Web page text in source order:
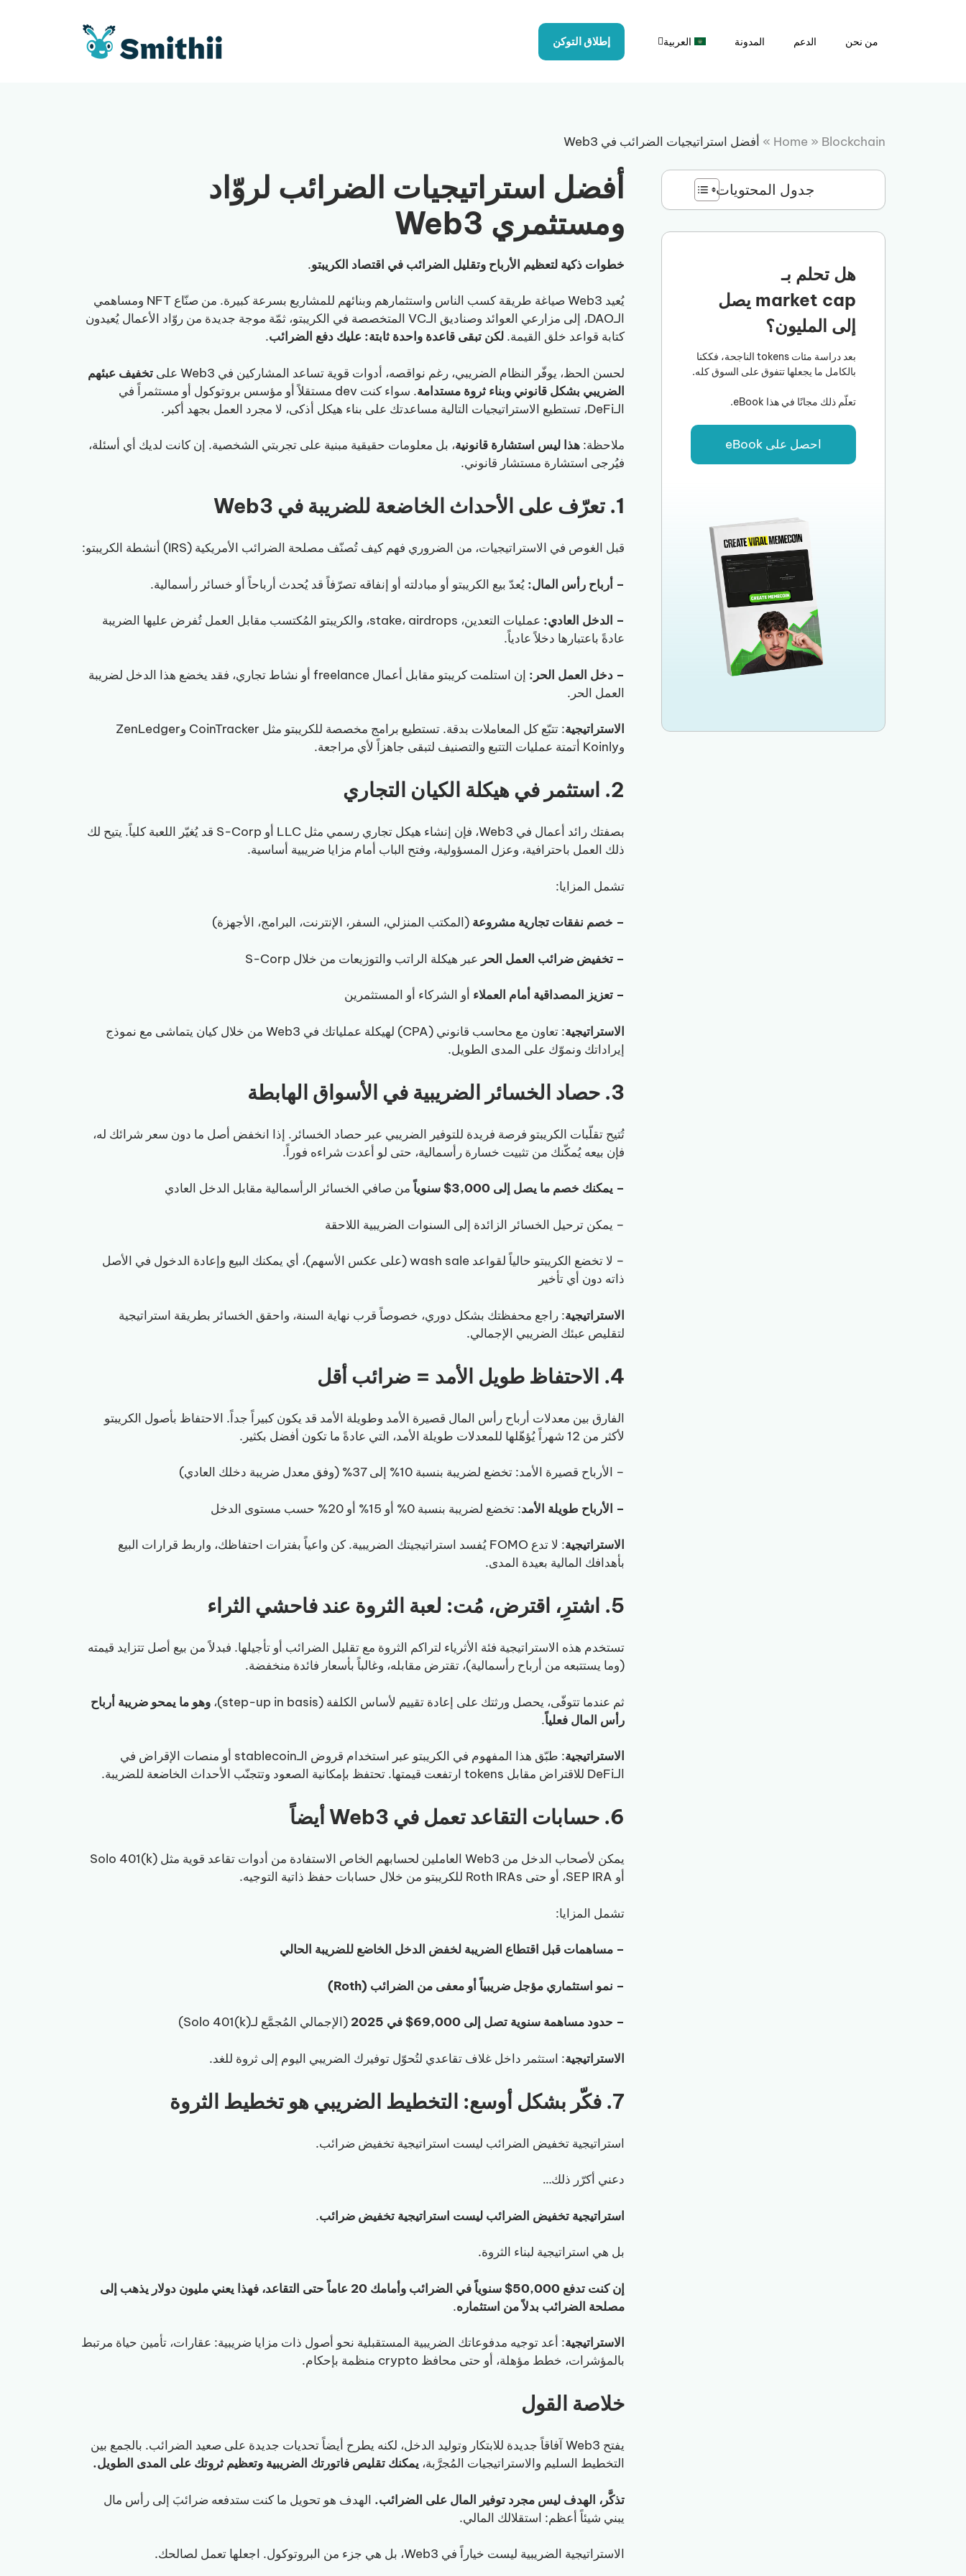
من نحن الدعم المدونة العربية إطلاق التوكن
Home » Blockchain
» أفضل استراتيجيات الضرائب في Web3
جدول المحتويات
هل تحلم بـ
market cap يصل
إلى المليون؟
بعد دراسة مئات tokens الناجحة، فككنا
بالكامل ما يجعلها تتفوق على السوق كله.
تعلّم ذلك مجانًا في هذا eBook.
احصل على eBook
أفضل استراتيجيات الضرائب لروّاد
ومستثمري Web3
خطوات ذكية لتعظيم الأرباح وتقليل الضرائب في اقتصاد الكريبتو.
يُعيد Web3 صياغة طريقة كسب الناس واستثمارهم وبنائهم للمشاريع بسرعة كبيرة. من صنّاع NFT ومساهمي
الـDAO، إلى مزارعي العوائد وصناديق الـVC المتخصصة في الكريبتو، ثمّة موجة جديدة من روّاد الأعمال يُعيدون
كتابة قواعد خلق القيمة. لكن تبقى قاعدة واحدة ثابتة: عليك دفع الضرائب.
لحسن الحظ، يوفّر النظام الضريبي، رغم نواقصه، أدوات قوية تساعد المشاركين في Web3 على
تخفيف عبئهم
الضريبي بشكل قانوني وبناء ثروة مستدامة
. سواء كنت dev مستقلاً أو مؤسس بروتوكول أو مستثمراً في
الـDeFi، تستطيع الاستراتيجيات التالية مساعدتك على بناء هيكل أذكى، لا مجرد العمل بجهد أكبر.
ملاحظة: هذا ليس استشارة قانونية، بل معلومات حقيقية مبنية على تجربتي الشخصية. إن كانت لديك أي أسئلة،
فيُرجى استشارة مستشار قانوني.
1. تعرّف على الأحداث الخاضعة للضريبة في Web3
قبل الغوص في الاستراتيجيات، من الضروري فهم كيف تُصنّف مصلحة الضرائب الأمريكية (IRS) أنشطة الكريبتو:
– أرباح رأس المال: يُعدّ بيع الكريبتو أو مبادلته أو إنفاقه تصرّفاً قد يُحدث أرباحاً أو خسائر رأسمالية.
– الدخل العادي:
عمليات التعدين، stake، airdrops، والكريبتو المُكتسب مقابل العمل تُفرض عليها الضريبة
عادةً باعتبارها دخلاً عادياً.
– دخل العمل الحر:
إن استلمت كريبتو مقابل أعمال freelance أو نشاط تجاري، فقد يخضع هذا الدخل لضريبة
العمل الحر.
الاستراتيجية
: تتبّع كل المعاملات بدقة. تستطيع برامج مخصصة للكريبتو مثل CoinTracker وZenLedger
وKoinly أتمتة عمليات التتبع والتصنيف لتبقى جاهزاً لأي مراجعة.
2. استثمر في هيكلة الكيان التجاري
بصفتك رائد أعمال في Web3، فإن إنشاء هيكل تجاري رسمي مثل LLC أو S-Corp قد يُغيّر اللعبة كلياً. يتيح لك
ذلك العمل باحترافية، وعزل المسؤولية، وفتح الباب أمام مزايا ضريبية أساسية.
تشمل المزايا:
– خصم نفقات تجارية مشروعة (المكتب المنزلي، السفر، الإنترنت، البرامج، الأجهزة)
– تخفيض ضرائب العمل الحر عبر هيكلة الراتب والتوزيعات من خلال S-Corp
– تعزيز المصداقية أمام العملاء أو الشركاء أو المستثمرين
الاستراتيجية
: تعاون مع محاسب قانوني (CPA) لهيكلة عملياتك في Web3 من خلال كيان يتماشى مع نموذج
إيراداتك ونموّك على المدى الطويل.
3. حصاد الخسائر الضريبية في الأسواق الهابطة
تُتيح تقلّبات الكريبتو فرصة فريدة للتوفير الضريبي عبر حصاد الخسائر. إذا انخفض أصل ما دون سعر شرائك له،
فإن بيعه يُمكّنك من تثبيت خسارة رأسمالية، حتى لو أعدت شراءه فوراً.
– يمكنك خصم ما يصل إلى 3,000$ سنوياً من صافي الخسائر الرأسمالية مقابل الدخل العادي
– يمكن ترحيل الخسائر الزائدة إلى السنوات الضريبية اللاحقة
– لا تخضع الكريبتو حالياً لقواعد wash sale (على عكس الأسهم)، أي يمكنك البيع وإعادة الدخول في الأصل
ذاته دون أي تأخير
الاستراتيجية: راجع محفظتك بشكل دوري، خصوصاً قرب نهاية السنة، واحقق الخسائر بطريقة استراتيجية
لتقليص عبئك الضريبي الإجمالي.
4. الاحتفاظ طويل الأمد = ضرائب أقل
الفارق بين معدلات أرباح رأس المال قصيرة الأمد وطويلة الأمد قد يكون كبيراً جداً. الاحتفاظ بأصول الكريبتو
لأكثر من 12 شهراً يُؤهّلها للمعدلات طويلة الأمد، التي عادةً ما تكون أفضل بكثير.
– الأرباح قصيرة الأمد: تخضع لضريبة بنسبة 10% إلى 37% (وفق معدل ضريبة دخلك العادي)
– الأرباح طويلة الأمد: تخضع لضريبة بنسبة 0% أو 15% أو 20% حسب مستوى الدخل
الاستراتيجية
: لا تدع FOMO يُفسد استراتيجيتك الضريبية. كن واعياً بفترات احتفاظك، واربط قرارات البيع
بأهدافك المالية بعيدة المدى.
5. اشترِ، اقترض، مُت: لعبة الثروة عند فاحشي الثراء
تستخدم هذه الاستراتيجية فئة الأثرياء لتراكم الثروة مع تقليل الضرائب أو تأجيلها. فبدلاً من بيع أصل تتزايد قيمته
(وما يستتبعه من أرباح رأسمالية)، تقترض مقابله، وغالباً بأسعار فائدة منخفضة.
ثم عندما تتوفّى، يحصل ورثتك على إعادة تقييم لأساس الكلفة (step-up in basis)،
وهو ما يمحو ضريبة أرباح
رأس المال فعلياً.
الاستراتيجية
: طبّق هذا المفهوم في الكريبتو عبر استخدام قروض الـstablecoin أو منصات الإقراض في
الـDeFi للاقتراض مقابل tokens ارتفعت قيمتها. تحتفظ بإمكانية الصعود وتتجنّب الأحداث الخاضعة للضريبة.
6. حسابات التقاعد تعمل في Web3 أيضاً
يمكن لأصحاب الدخل من Web3 العاملين لحسابهم الخاص الاستفادة من أدوات تقاعد قوية مثل Solo 401(k)
أو SEP IRA، أو حتى Roth IRAs للكريبتو من خلال حسابات حفظ ذاتية التوجيه.
تشمل المزايا:
– مساهمات قبل اقتطاع الضريبة لخفض الدخل الخاضع للضريبة الحالي
– نمو استثماري مؤجل ضريبياً أو معفى من الضرائب (Roth)
– حدود مساهمة سنوية تصل إلى 69,000$ في 2025 (الإجمالي المُجمَّع لـSolo 401(k))
الاستراتيجية: استثمر داخل غلاف تقاعدي لتُحوّل توفيرك الضريبي اليوم إلى ثروة للغد.
7. فكّر بشكل أوسع: التخطيط الضريبي هو تخطيط الثروة
استراتيجية تخفيض الضرائب ليست استراتيجية تخفيض ضرائب.
دعني أكرّر ذلك…
استراتيجية تخفيض الضرائب ليست استراتيجية تخفيض ضرائب.
بل هي استراتيجية لبناء الثروة.
إن كنت تدفع 50,000$ سنوياً في الضرائب وأمامك 20 عاماً حتى التقاعد، فهذا يعني مليون دولار يذهب إلى
مصلحة الضرائب بدلاً من استثماره.
الاستراتيجية: أعد توجيه مدفوعاتك الضريبية المستقبلية نحو أصول ذات مزايا ضريبية: عقارات، تأمين حياة مرتبط
بالمؤشرات، خطط مؤهلة، أو حتى محافظ crypto منظمة بإحكام.
خلاصة القول
يفتح Web3 آفاقاً جديدة للابتكار وتوليد الدخل، لكنه يطرح أيضاً تحديات جديدة على صعيد الضرائب. بالجمع بين
التخطيط السليم والاستراتيجيات المُجرَّبة، يمكنك تقليص فاتورتك الضريبية وتعظيم ثروتك على المدى الطويل.
تذكَّر، الهدف ليس مجرد توفير المال على الضرائب. الهدف هو تحويل ما كنت ستدفعه ضرائبَ إلى رأس مال
يبني شيئاً أعظم: استقلالك المالي.
الاستراتيجية الضريبية ليست خياراً في Web3، بل هي جزء من البروتوكول. اجعلها تعمل لصالحك.